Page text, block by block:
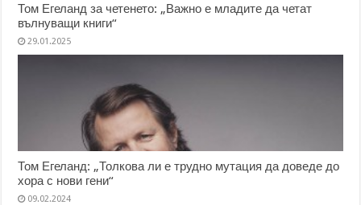
Том Егеланд за четенето: „Важно е младите да четат
вълнуващи книги“
29.01.2025
Том Егеланд: „Толкова ли е трудно мутация да доведе до
хора с нови гени“
09.02.2024